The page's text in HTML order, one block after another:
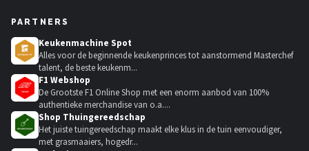
PARTNERS
Keukenmachine Spot
Alles voor de beginnende keukenprinces tot aanstormend Masterchef
talent, de beste keukenm...
F1 Webshop
De Grootste F1 Online Shop met een enorm aanbod van 100%
authentieke merchandise van o.a....
Shop Thuingereedschap
Het juiste tuingereedschap maakt elke klus in de tuin eenvoudiger,
met grasmaaiers, hogedr...